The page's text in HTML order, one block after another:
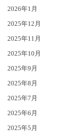
2026年1月
2025年12月
2025年11月
2025年10月
2025年9月
2025年8月
2025年7月
2025年6月
2025年5月